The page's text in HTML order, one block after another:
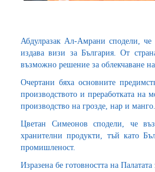
Абдулразак Ал-Амрани сподели,
издава визи за България. От
възможно решение за облекчаване
Очертани бяха основните
производството и преработката
производство на грозде, нар и манго.
Цветан Симеонов сподели, че
хранителни продукти, тъй като
промишленост.
Изразена бе готовността на